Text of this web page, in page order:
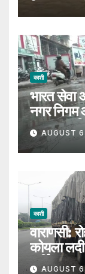
काशी
भारत
नगर निगम
सवाल, 7
AUGUST
काशी
वाराणसी:
कोयला
पार्किंग
AUGUST